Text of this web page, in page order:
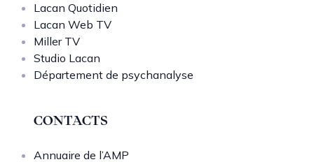
Lacan Quotidien
Lacan Web TV
Miller TV
Studio Lacan
Département de psychanalyse
CONTACTS
Annuaire de l’AMP